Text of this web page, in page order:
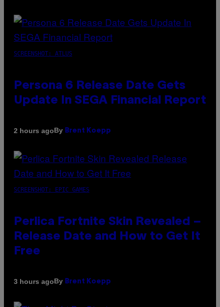
SCREENSHOT: ATLUS
Persona 6 Release Date Gets
Update In SEGA Financial Report
2 hours agoBy Brent Koepp
SCREENSHOT: EPIC GAMES
Perlica Fortnite Skin Revealed –
Release Date and How to Get It
Free
3 hours agoBy Brent Koepp